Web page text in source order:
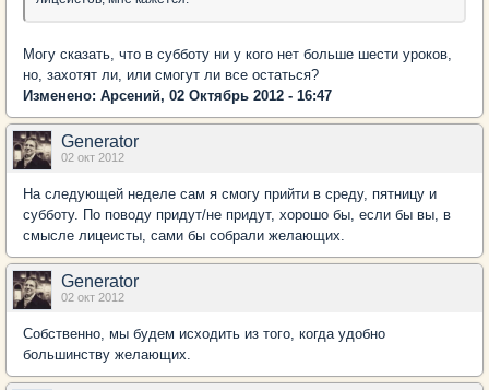
Могу сказать, что в субботу ни у кого нет больше шести уроков,
но, захотят ли, или смогут ли все остаться?
Изменено: Арсений, 02 Октябрь 2012 - 16:47
Generator
02 окт 2012
На следующей неделе сам я смогу прийти в среду, пятницу и
субботу. По поводу придут/не придут, хорошо бы, если бы вы, в
смысле лицеисты, сами бы собрали желающих.
Generator
02 окт 2012
Собственно, мы будем исходить из того, когда удобно
большинству желающих.